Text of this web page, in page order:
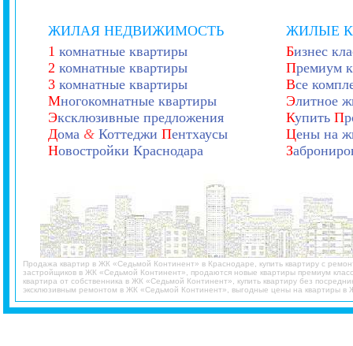
ЖИЛАЯ НЕДВИЖИМОСТЬ
1 комнатные квартиры
2 комнатные квартиры
3 комнатные квартиры
Многокомнатные квартиры
Эксклюзивные предложения
Дома& Коттеджи Пентхаусы
Новостройки Краснодара
ЖИЛЫЕ
Бизнес
Премиум
Все
Элитное
Купить П
Цены на
З
Продажа квартир в ЖК «Седьмой Континент» в Краснодаре, купить квартиру с
застройщиков в ЖК «Седьмой Континент», продаются новые квартиры премиум
квартира от собственника в ЖК «Седьмой Континент», купить квартиру без
эксклюзивным ремонтом в ЖК «Седьмой Континент», выгодные цены на квартиры